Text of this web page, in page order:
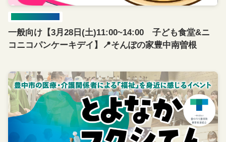
一般向け【3月28日(土)11:00~14:00 子ども食堂&ニ
コニコパンケーキデイ】📍そんぽの家豊中南曽根